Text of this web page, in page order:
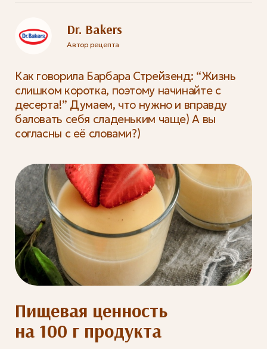
Dr. Bakers
Автор рецепта
Как говорила Барбара Стрейзенд: “Жизнь
слишком коротка, поэтому начинайте с
десерта!” Думаем, что нужно и вправду
баловать себя сладеньким чаще) А вы
согласны с её словами?)
Пищевая ценность
на 100 г продукта